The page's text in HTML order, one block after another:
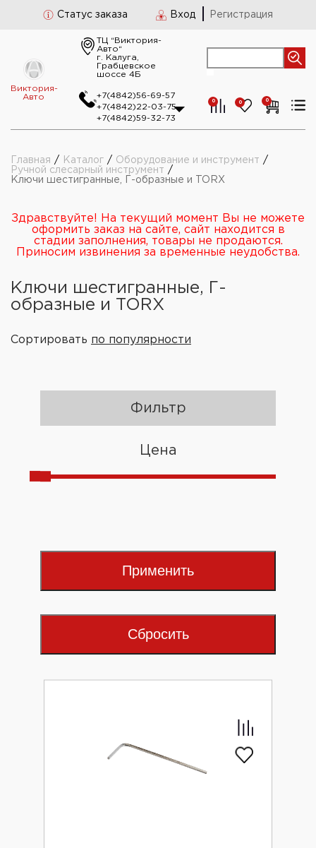
Статус заказа Вход Регистрация
Виктория-
Авто
ТЦ “Виктория-
Авто“
г. Калуга,
Грабцевское
шоссе 4Б
+7(4842)56-69-57
+7(4842)22-03-75
+7(4842)59-32-73
0 0 0
Главная / Каталог / Оборудование и инструмент /
Ручной слесарный инструмент /
Ключи шестигранные, Г-образные и TORX
Здравствуйте! На текущий момент Вы не можете
оформить заказ на сайте, сайт находится в
стадии заполнения, товары не продаются.
Приносим извинения за временные неудобства.
Ключи шестигранные, Г-
образные и TORX
Сортировать по популярности
Фильтр
Цена
Применить
Сбросить